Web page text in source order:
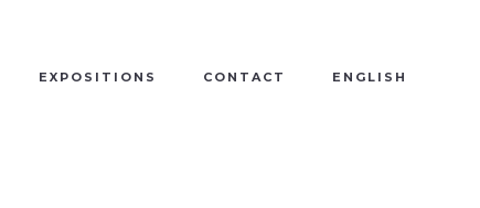
EXPOSITIONS CONTACT ENGLISH